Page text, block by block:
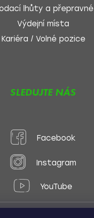
lhůty a přepravné
Výdejní místa
Kariéra / Volné pozice
SLEDUJTE NÁS
Facebook
Instagram
YouTube